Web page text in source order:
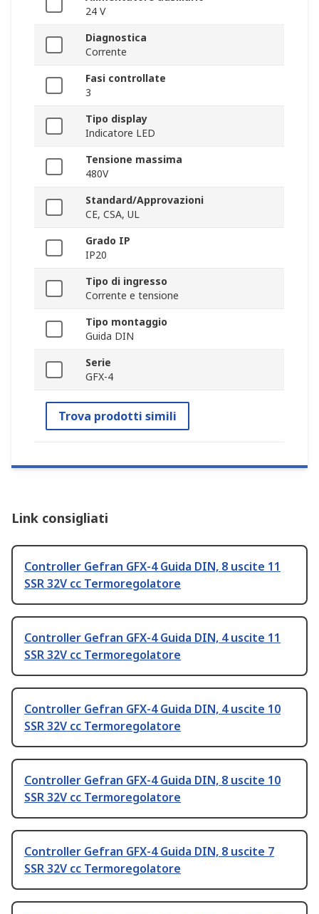
24 V
Diagnostica
Corrente
Fasi controllate
3
Tipo display
Indicatore LED
Tensione massima
480V
Standard/Approvazioni
CE, CSA, UL
Grado IP
IP20
Tipo di ingresso
Corrente e tensione
Tipo montaggio
Guida DIN
Serie
GFX-4
Trova prodotti simili
Link consigliati
Controller Gefran GFX-4 Guida DIN, 8 uscite 11
SSR 32V cc Termoregolatore
Controller Gefran GFX-4 Guida DIN, 4 uscite 11
SSR 32V cc Termoregolatore
Controller Gefran GFX-4 Guida DIN, 4 uscite 10
SSR 32V cc Termoregolatore
Controller Gefran GFX-4 Guida DIN, 8 uscite 10
SSR 32V cc Termoregolatore
Controller Gefran GFX-4 Guida DIN, 8 uscite 7
SSR 32V cc Termoregolatore